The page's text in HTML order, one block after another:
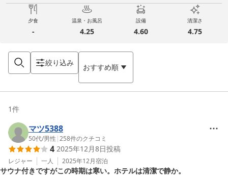
夕食
-
温泉・お風呂
4.25
設備
4.60
清潔さ
4.75
絞り込み おすすめ順
1件
マツ5388
50代/男性 |258件のクチコミ
4 2025年12月8日投稿
レジャー 一人 2025年12月宿泊
サウナ付きですがこの時期は寒い。ホテルは清潔で静か。